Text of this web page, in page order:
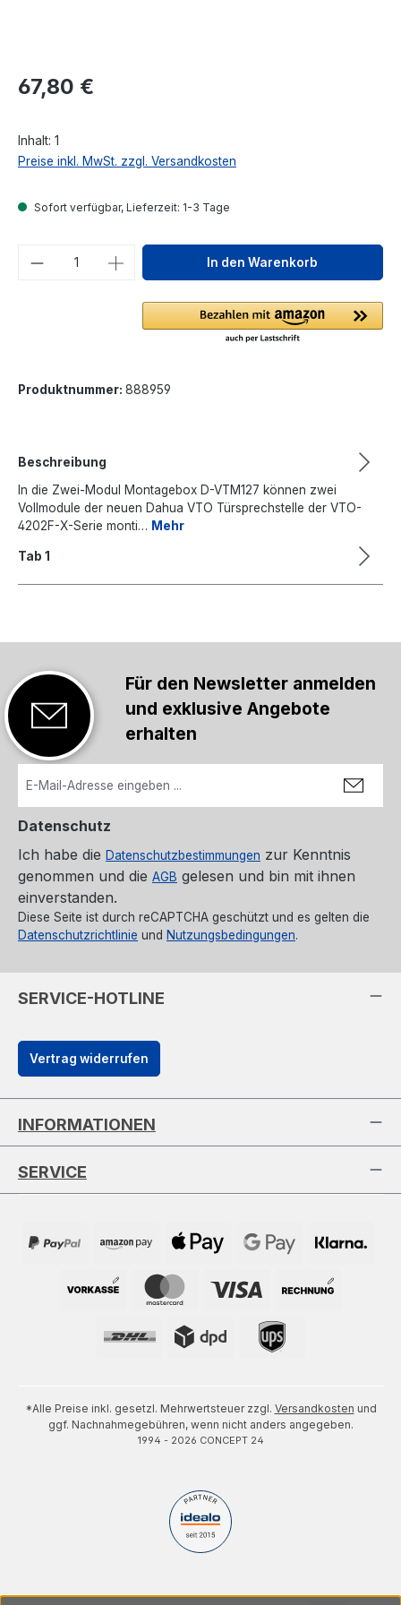
Regulärer Preis:
67,80 €
Inhalt: 1
Preise inkl. MwSt. zzgl. Versandkosten
Sofort verfügbar, Lieferzeit: 1-3 Tage
Produkt Anzahl: Gib denIn den Warenkorb
Produktnummer: 888959
Beschreibung
In die Zwei-Modul Montagebox D-VTM127 können zwei
Vollmodule der neuen Dahua VTO Türsprechstelle der VTO-
4202F-X-Serie monti… Mehr
Tab 1
Für den Newsletter anmelden
und exklusive Angebote
erhalten
Datenschutz
Ich habe die Datenschutzbestimmungen zur Kenntnis
genommen und die AGB gelesen und bin mit ihnen
einverstanden.
Diese Seite ist durch reCAPTCHA geschützt und es gelten die
Datenschutzrichtlinie und Nutzungsbedingungen.
SERVICE-HOTLINE
Vertrag widerrufen
INFORMATIONEN
SERVICE
*Alle Preise inkl. gesetzl. Mehrwertsteuer zzgl. Versandkosten und
ggf. Nachnahmegebühren, wenn nicht anders angegeben.
1994 - 2026 CONCEPT 24